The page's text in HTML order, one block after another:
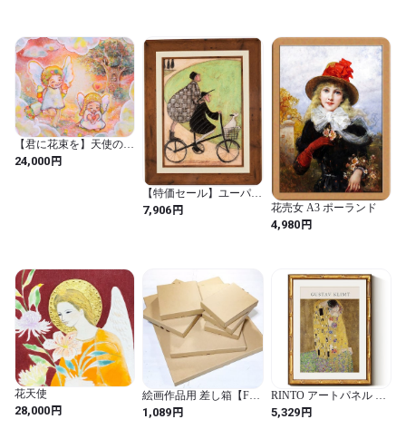
【君に花束を】天使の絵
エンジェルアート 光の
アート 虹色アート 額付
24,000円
【特価セール】ユーパワ
ー アートフレーム/モダ
ン・コンテンポラリー
7,906円 花売女 A3 ポーランド
4,980円
花天使
28,000円
絵画作品用 差し箱【F6
号用額装等-35】（適用
作品サイズ
1,089円
RINTO アートパネル ク
リムト ポスター 額縁付
き 絵画 インテリア おし
5,329円